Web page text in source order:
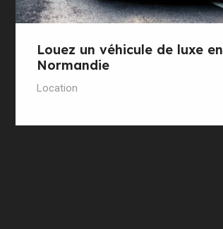
Louez un véhicule de luxe en
Normandie
Location